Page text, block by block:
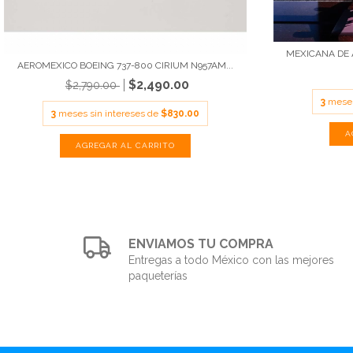
AEROMEXICO BOEING 737-800 CIRIUM N957AM...
$2,790.00 $2,490.00
3 meses sin intereses de $830.00
MEXICANA
3
ENVIAMOS TU COMPRA
Entregas a todo México con las mejores
paqueterías